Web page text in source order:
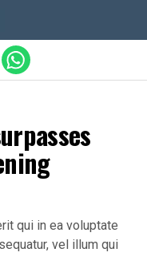
qui in ea voluptate
vel illum qui
móvil